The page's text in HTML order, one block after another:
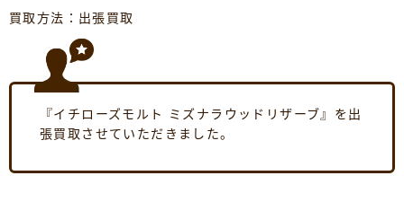
買取方法：出張買取
『イチローズモルト ミズナラウッドリザーブ』を出
張買取させていただきました。